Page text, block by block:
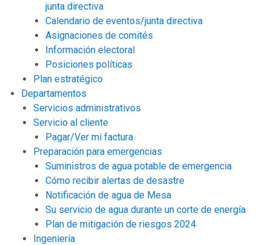
junta directiva
Calendario de eventos/junta directiva
Asignaciones de comités
Información electoral
Posiciones políticas
Plan estratégico
Departamentos
Servicios administrativos
Servicio al cliente
Pagar/Ver mi factura
Preparación para emergencias
Suministros de agua potable de emergencia
Cómo recibir alertas de desastre
Notificación de agua de Mesa
Su servicio de agua durante un corte de energía
Plan de mitigación de riesgos 2024
Ingeniería